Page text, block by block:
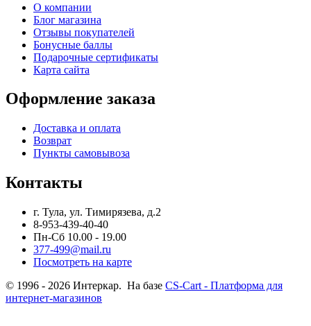
О компании
Блог магазина
Отзывы покупателей
Бонусные баллы
Подарочные сертификаты
Карта сайта
Оформление заказа
Доставка и оплата
Возврат
Пункты самовывоза
Контакты
г. Тула, ул. Тимирязева, д.2
8-953-439-40-40
Пн-Сб 10.00 - 19.00
377-499@mail.ru
Посмотреть на карте
© 1996 - 2026 Интеркар. На базе CS-Cart - Платформа для
интернет-магазинов